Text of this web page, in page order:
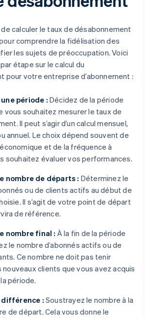
calculer le taux de désabonnement
comprendre la fidélisation des
les sujets de préoccupation. Voici
étape sur le calcul du
pour votre entreprise d’abonnement :
période :Décidez de la période
vous souhaitez mesurer le taux de
Il peut s’agir d’un calcul mensuel,
annuel. Le choix dépend souvent de
et de la fréquence à
souhaitez évaluer vos performances.
nombre de départs : Déterminez le
ou de clients actifs au début de
Il s’agit de votre point de départ
de référence.
nombre final : À la fin de la période
le nombre d’abonnés actifs ou de
Ce nombre ne doit pas tenir
clients que vous avez acquis
période.
différence : Soustrayez le nombre à la
de départ. Cela vous donne le